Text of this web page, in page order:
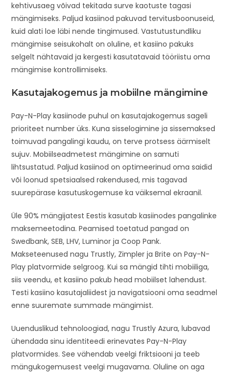
kehtivusaeg võivad tekitada surve kaotuste tagasi
mängimiseks. Paljud kasiinod pakuvad tervitusboonuseid,
kuid alati loe läbi nende tingimused. Vastutustundliku
mängimise seisukohalt on oluline, et kasiino pakuks
selgelt nähtavaid ja kergesti kasutatavaid tööriistu oma
mängimise kontrollimiseks.
Kasutajakogemus ja mobiilne mängimine
Pay-N-Play kasiinode puhul on kasutajakogemus sageli
prioriteet number üks. Kuna sisselogimine ja sissemaksed
toimuvad pangalingi kaudu, on terve protsess äärmiselt
sujuv. Mobiilseadmetest mängimine on samuti
lihtsustatud. Paljud kasiinod on optimeerinud oma saidid
või loonud spetsiaalsed rakendused, mis tagavad
suurepärase kasutuskogemuse ka väiksemal ekraanil.
Üle 90% mängijatest Eestis kasutab kasiinodes pangalinke
maksemeetodina. Peamised toetatud pangad on
Swedbank, SEB, LHV, Luminor ja Coop Pank.
Makseteenused nagu Trustly, Zimpler ja Brite on Pay-N-
Play platvormide selgroog. Kui sa mängid tihti mobiiliga,
siis veendu, et kasiino pakub head mobiilset lahendust.
Testi kasiino kasutajaliidest ja navigatsiooni oma seadmel
enne suuremate summade mängimist.
Uuenduslikud tehnoloogiad, nagu Trustly Azura, lubavad
ühendada sinu identiteedi erinevates Pay-N-Play
platvormides. See vähendab veelgi friktsiooni ja teeb
mängukogemusest veelgi mugavama. Oluline on aga